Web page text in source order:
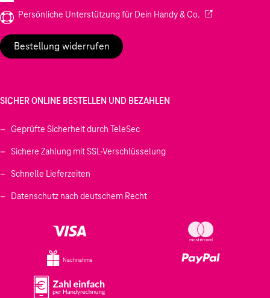
Persönliche Unterstützung für Dein Handy & Co. (Wird in einem
Bestellung widerrufen
SICHER ONLINE BESTELLEN UND BEZAHLEN
Geprüfte Sicherheit durch TeleSec
Sichere Zahlung mit SSL-Verschlüsselung
Schnelle Lieferzeiten
Datenschutz nach deutschem Recht
Nachnahme